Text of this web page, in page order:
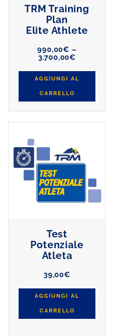
TRM Training
Plan
Elite Athlete
990,00€ –
3.700,00€
prezzo:
da
3.700,00€
AGGIUNGI AL
CARRELLO
Test
Potenziale
Atleta
39,00€
AGGIUNGI AL
CARRELLO